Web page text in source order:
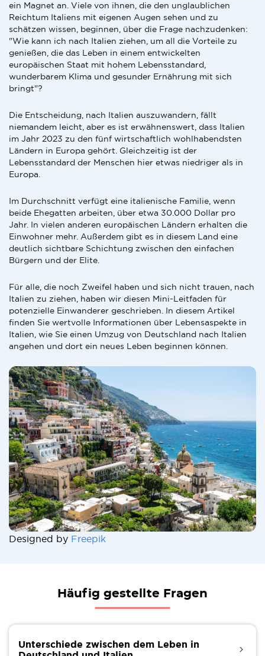
ein Magnet an. Viele von ihnen, die den unglaublichen
Reichtum Italiens mit eigenen Augen sehen und zu
schätzen wissen, beginnen, über die Frage nachzudenken:
"Wie kann ich nach Italien ziehen, um all die Vorteile zu
genießen, die das Leben in einem entwickelten
europäischen Staat mit hohem Lebensstandard,
wunderbarem Klima und gesunder Ernährung mit sich
bringt"?
Die Entscheidung, nach Italien auszuwandern, fällt
niemandem leicht, aber es ist erwähnenswert, dass Italien
im Jahr 2023 zu den fünf wirtschaftlich wohlhabendsten
Ländern in Europa gehört. Gleichzeitig ist der
Lebensstandard der Menschen hier etwas niedriger als in
Europa.
Im Durchschnitt verfügt eine italienische Familie, wenn
beide Ehegatten arbeiten, über etwa 30.000 Dollar pro
Jahr. In vielen anderen europäischen Ländern erhalten die
Einwohner mehr. Außerdem gibt es in diesem Land eine
deutlich sichtbare Schichtung zwischen den einfachen
Bürgern und der Elite.
Für alle, die noch Zweifel haben und sich nicht trauen, nach
Italien zu ziehen, haben wir diesen Mini-Leitfaden für
potenzielle Einwanderer geschrieben. In diesem Artikel
finden Sie wertvolle Informationen über Lebensaspekte in
Italien, wie Sie einen Umzug von Deutschland nach Italien
angehen und dort ein neues Leben beginnen können.
Designed by Freepik
Häufig gestellte Fragen
Unterschiede zwischen dem Leben in